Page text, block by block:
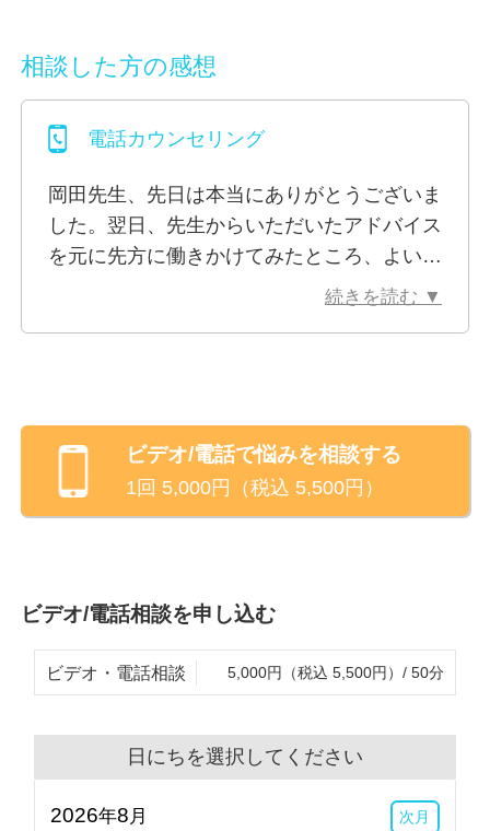
切にしながら仕事をして生きていくということはとて
も大変なことで、時には誰かに相談したり、うまく言
葉にならない気持ちを整理したいと思うことは、特別
なことではありません。それなのに、仕事にまつわる
の人が、仕事の悩みを誰にも相談できないでいます。
こころの不調への気づきとケアは早いほうが良いので
す。調子を崩す前に少し話してみませんか。
悩みに大きい小さいはありません。どんな些細なこと
えて新たなご自分と出会えるお手伝いをしたいと思っ
メンタルヘルス
仕事にまつわる悩み
家族関係
人間関係
スキルアップ
大切な人との別れ
病気や障害との向き合い方
相談した方の感想
電話カウンセリング
岡田先生、先日は本当にありがとうございま
した。翌日、先生からいただいたアドバイス
を元に先方に働きかけてみたところ、よい方
続きを読む ▼
ビデオ/電話で悩みを相談する
1回 5,000円（税込 5,500円）
ビデオ/電話相談を申し込む
ビデオ・電話相談 5,000円（税込 5,500円）/ 50分
日にちを選択してください
2026年8 月 次月